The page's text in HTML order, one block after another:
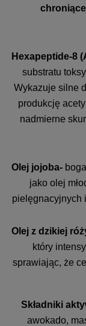
Hexapeptide-8
substratu
Wykazuje silne
produkcję
nadmierne
Olej jojoba-
jako olej
pielęgnacyjnych
Olej z dzikiej
który
sprawiając, że
Składniki
awokado,